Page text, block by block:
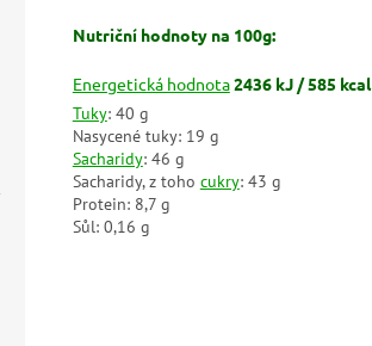
Nutriční hodnoty na 100g:
Energetická hodnota2436 kJ / 585 kcal
Tuky: 40 g
Nasycené tuky: 19 g
Sacharidy: 46 g
Sacharidy, z toho cukry: 43 g
Protein: 8,7 g
Sůl: 0,16 g